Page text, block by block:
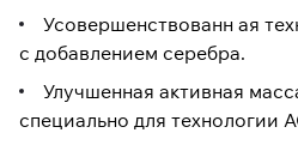
Усовершенствованн ая
с добавлением серебра.
Улучшенная активная
специально для технологии